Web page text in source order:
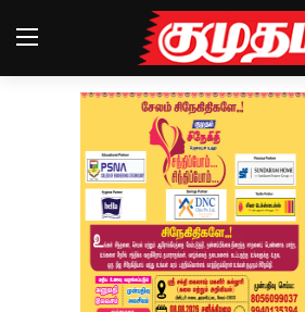
Magazines